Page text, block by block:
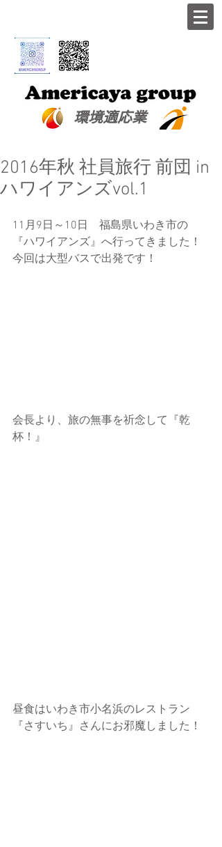
​環境適応業
2016年秋 社員旅行 前団 in
ハワイアンズvol.1
11月9日～10日　福島県いわき市の
『ハワイアンズ』へ行ってきました！
今回は大型バスで出発です！
会長より、旅の無事を祈念して『乾
杯！』
昼食はいわき市小名浜のレストラン
『さすいち』さんにお邪魔しました！